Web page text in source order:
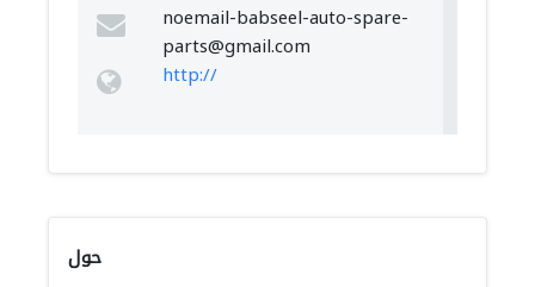
noemail-babseel-auto-spare-
parts@gmail.com
http://
حول